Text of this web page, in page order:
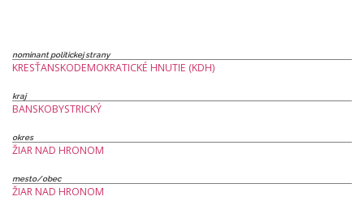
nominant politickej strany
KRESŤANSKODEMOKRATICKÉ HNUTIE (KDH)
kraj
BANSKOBYSTRICKÝ
okres
ŽIAR NAD HRONOM
mesto/obec
ŽIAR NAD HRONOM